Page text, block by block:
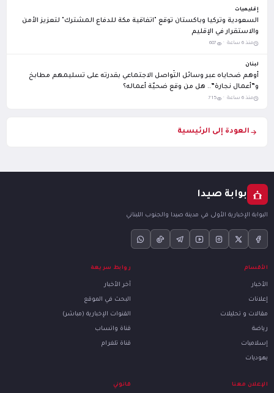
إقليميات
السعودية وتركيا وباكستان توقع "اتفاقية مكة للدفاع المشترك" لتعزيز الأمن
والاستقرار في الإقليم
منذ 6 ساعة · 687
لبنان
أوهم ضحاياه عبر وسائل التّواصل الاجتماعي بقدرته على تسليمهم مطابخ
و”أعمال نجارة”.. هل من وقع ضحيّة أعماله؟
منذ 6 ساعة · 715
العودة إلى الرئيسية
بوابة صيدا
البوابة الإخبارية الأولى في مدينة صيدا والجنوب اللبناني
الأقسام
الأخبار
إعلانات
مقالات و تحليلات
رياضة
إسلاميات
يهوديات
روابط سريعة
آخر الأخبار
البحث في الموقع
القنوات الإخبارية (مباشر)
قناة واتساب
قناة تلغرام
الإعلان معنا قانوني